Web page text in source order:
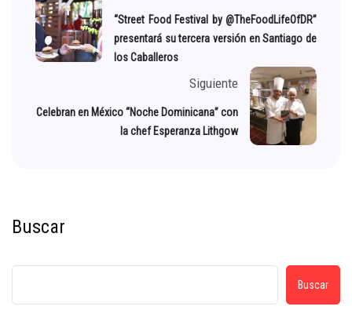
“Street Food Festival by @TheFoodLifeOfDR”
presentará su tercera versión en Santiago de
los Caballeros
Siguiente
Celebran en México “Noche Dominicana” con
la chef Esperanza Lithgow
Buscar
Buscar